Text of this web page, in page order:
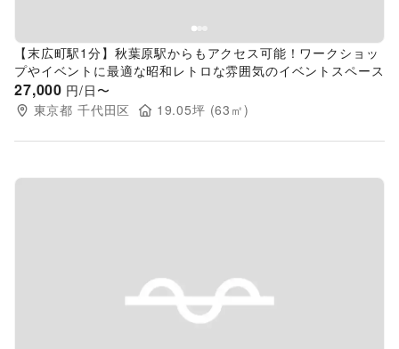
【末広町駅1分】秋葉原駅からもアクセス可能！ワークショッ
プやイベントに最適な昭和レトロな雰囲気のイベントスペース
27,000 円/日〜
東京都 千代田区 19.05坪 (63 ㎡)
Previous slide